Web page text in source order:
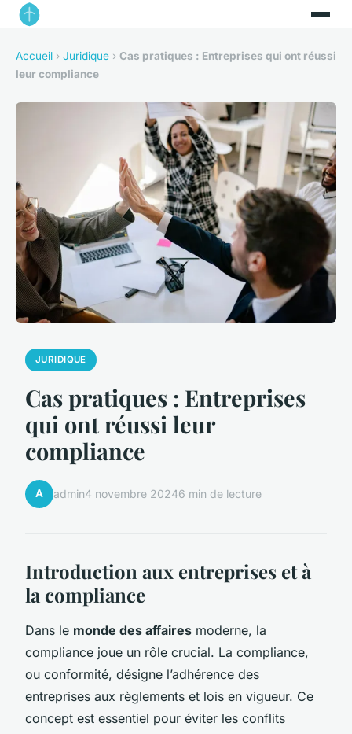
Accueil › Juridique › Cas pratiques : Entreprises qui ont réussi
leur compliance
JURIDIQUE
Cas pratiques : Entreprises
qui ont réussi leur
compliance
A admin4 novembre 20246 min de lecture
Introduction aux entreprises et à
la compliance
Dans le monde des affaires moderne, la
compliance joue un rôle crucial. La compliance,
ou conformité, désigne l’adhérence des
entreprises aux règlements et lois en vigueur. Ce
concept est essentiel pour éviter les conflits